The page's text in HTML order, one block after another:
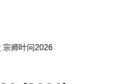
宗师叶问2026